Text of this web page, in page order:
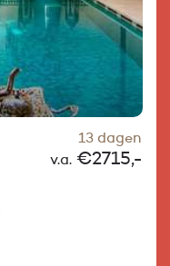
13 dagen
v.a. €2715,-